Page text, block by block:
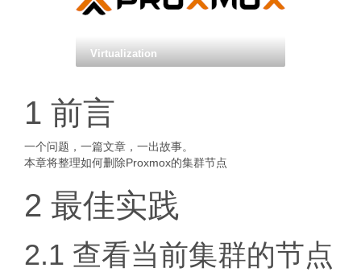
Virtualization
1 前言
一个问题，一篇文章，一出故事。
本章将整理如何删除Proxmox的集群节点
2 最佳实践
2.1 查看当前集群的节点